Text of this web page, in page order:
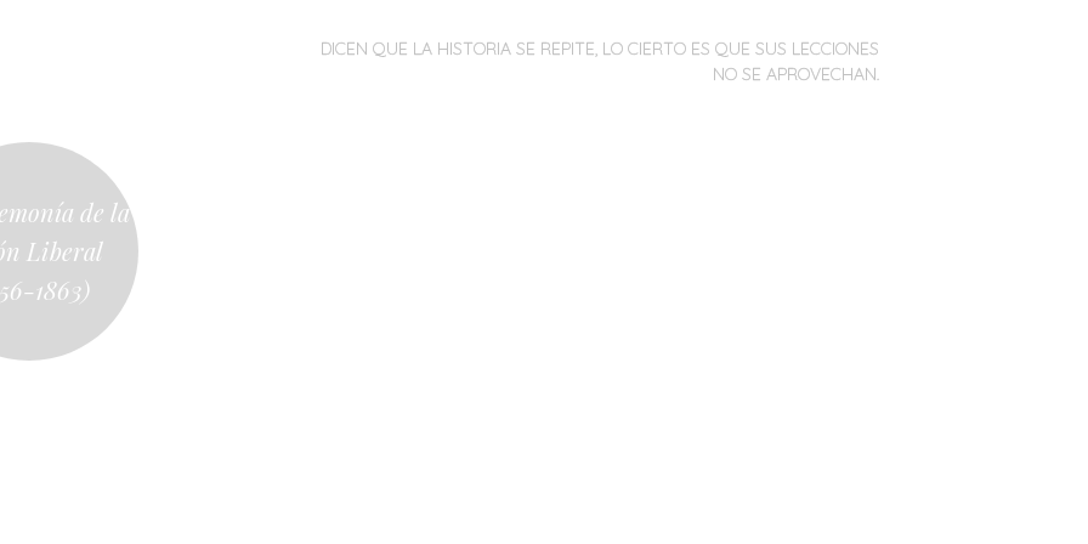
MENÚ
SALTARDICEN QUE LA HISTORIA SE REPITE, LO CIERTO ES QUE SUS LECCIONES
NO SE APROVECHAN.
de la
Liberal
1863)